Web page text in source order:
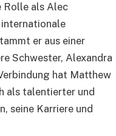
Rolle als Alec
er aus einer
Schwester, Alexandra
hat Matthew
als talentierter und
seine Karriere und